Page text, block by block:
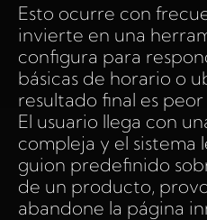
Esto ocurre con
invierte en una
configura para
básicas de horario o
resultado final es
El usuario llega con
compleja y el sistema
guion predefinido
de un producto,
abandone la página